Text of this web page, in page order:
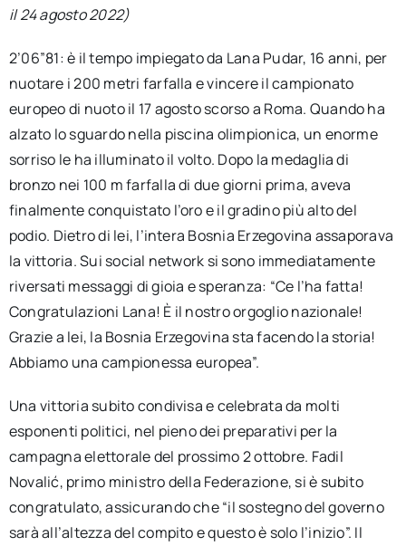
il 24 agosto 2022)
2’06”81: è il tempo impiegato da Lana Pudar, 16 anni, per
nuotare i 200 metri farfalla e vincere il campionato
europeo di nuoto il 17 agosto scorso a Roma. Quando ha
alzato lo sguardo nella piscina olimpionica, un enorme
sorriso le ha illuminato il volto. Dopo la medaglia di
bronzo nei 100 m farfalla di due giorni prima, aveva
finalmente conquistato l’oro e il gradino più alto del
podio. Dietro di lei, l’intera Bosnia Erzegovina assaporava
la vittoria. Sui social network si sono immediatamente
riversati messaggi di gioia e speranza: “Ce l’ha fatta!
Congratulazioni Lana! È il nostro orgoglio nazionale!
Grazie a lei, la Bosnia Erzegovina sta facendo la storia!
Abbiamo una campionessa europea”.
Una vittoria subito condivisa e celebrata da molti
esponenti politici, nel pieno dei preparativi per la
campagna elettorale del prossimo 2 ottobre. Fadil
Novalić, primo ministro della Federazione, si è subito
congratulato, assicurando che “il sostegno del governo
sarà all’altezza del compito e questo è solo l’inizio”. Il